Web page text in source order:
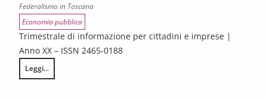
Federalismo in Toscana
Economia pubblica
Trimestrale di informazione per cittadini e imprese |
Anno XX – ISSN 2465-0188
Leggi...
Federalismo in Toscana n. 4/2025